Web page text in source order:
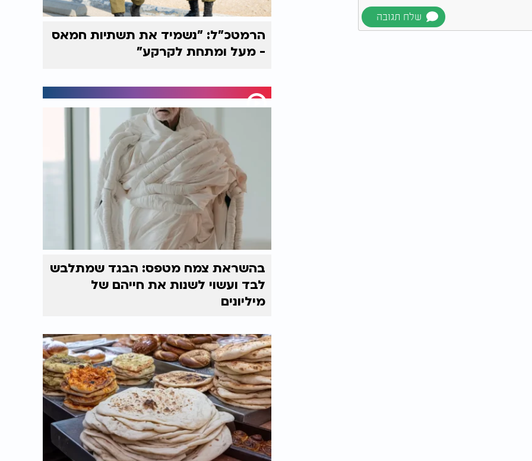
הרמטכ"ל: "נשמיד את תשתיות חמאס
- מעל ומתחת לקרקע"
בהשראת צמח מטפס: הבגד שמתלבש
לבד ועשוי לשנות את חייהם של
מיליונים